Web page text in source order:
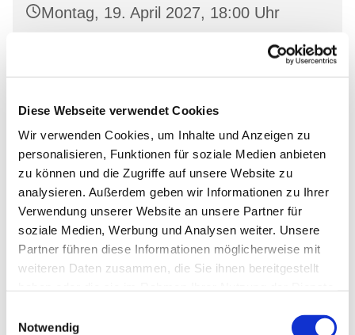
Diese Webseite verwendet Cookies
Wir verwenden Cookies, um Inhalte und Anzeigen zu
personalisieren, Funktionen für soziale Medien anbieten
zu können und die Zugriffe auf unsere Website zu
analysieren. Außerdem geben wir Informationen zu Ihrer
Verwendung unserer Website an unsere Partner für
soziale Medien, Werbung und Analysen weiter. Unsere
Partner führen diese Informationen möglicherweise mit
weiteren Daten zusammen, die Sie ihnen bereitgestellt
Notwendig
Montag, 19. April 2027, 18:00 Uhr
Gemeinderaum 2, Ev. Kirche Wriezen,
Markt, 16269 Wriezen